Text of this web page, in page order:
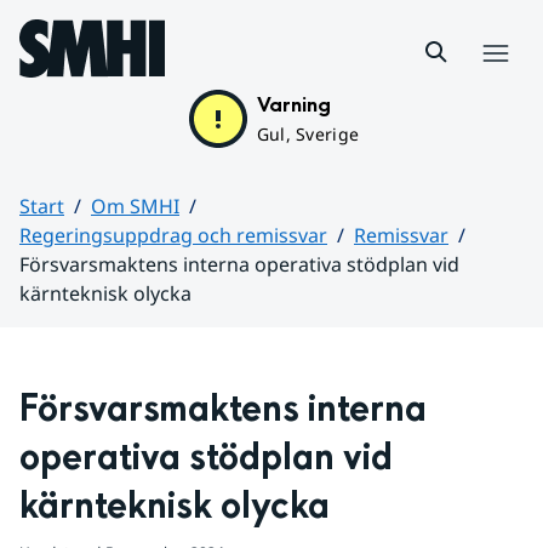
Hoppa till sidans innehåll
Varning
Gul, Sverige
Start
Om SMHI
Regeringsuppdrag och remissvar
Remissvar
Försvarsmaktens interna operativa stödplan vid
kärnteknisk olycka
Försvarsmaktens interna
operativa stödplan vid
kärnteknisk olycka